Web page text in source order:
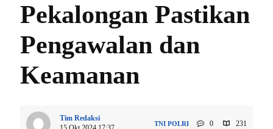
Pekalongan Pastikan
Pengawalan dan
Keamanan
Tim Redaksi
TNI POLRI 0 231